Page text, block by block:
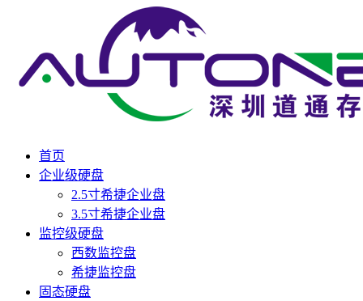
首页
企业级硬盘
2.5寸希捷企业盘
3.5寸希捷企业盘
监控级硬盘
西数监控盘
希捷监控盘
固态硬盘